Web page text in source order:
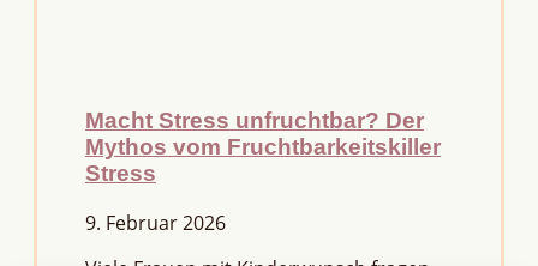
Macht Stress unfruchtbar? Der
Mythos vom Fruchtbarkeitskiller
Stress
9. Februar 2026